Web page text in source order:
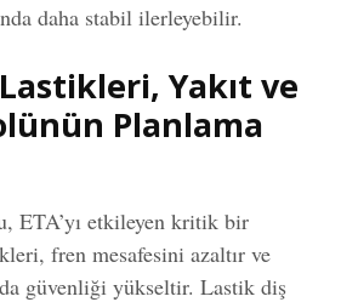
daha stabil ilerleyebilir.
Lastikleri, Yakıt ve
Planlama
ETA’yı etkileyen kritik bir
fren mesafesini azaltır ve
güvenliği yükseltir. Lastik diş